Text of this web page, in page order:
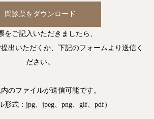
問診票をダウンロード
をご記入いただきましたら、
出いただくか、下記のフォームより送信く
ださい。
のファイルが送信可能です。
形式：jpg、jpeg、png、gif、pdf）